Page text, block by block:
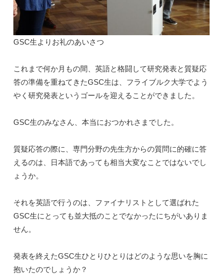
GSC生よりお礼のあいさつ
これまで何か月もの間、英語と格闘して研究発表と質疑応
答の準備を重ねてきたGSC生は、フライブルク大学でよう
やく研究発表というゴールを迎えることができました。
GSC生のみなさん、本当におつかれさまでした。
質疑応答の際に、専門分野の先生方からの質問に的確に答
えるのは、日本語であっても相当大変なことではないでし
ょうか。
それを英語で行うのは、ファイナリストとして選ばれた
GSC生にとっても並大抵のことでなかったにちがいありま
せん。
発表を終えたGSC生ひとりひとりはどのような思いを胸に
抱いたのでしょうか？